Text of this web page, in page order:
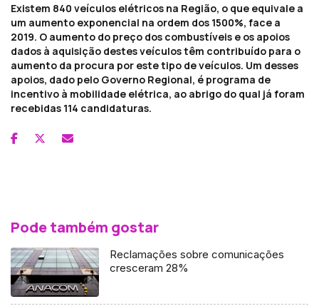
Existem 840 veículos elétricos na Região, o que equivale a
um aumento exponencial na ordem dos 1500%, face a
2019. O aumento do preço dos combustíveis e os apoios
dados à aquisição destes veículos têm contribuído para o
aumento da procura por este tipo de veículos. Um desses
apoios, dado pelo Governo Regional, é programa de
incentivo à mobilidade elétrica, ao abrigo do qual já foram
recebidas 114 candidaturas.
Pode também gostar
Reclamações sobre comunicações
cresceram 28%